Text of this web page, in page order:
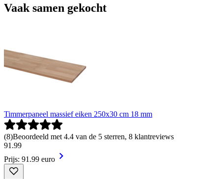
Vaak samen gekocht
Timmerpaneel massief eiken 250x30 cm 18 mm
(8)Beoordeeld met 4.4 van de 5 sterren, 8 klantreviews
91 .99
Prijs: 91.99 euro